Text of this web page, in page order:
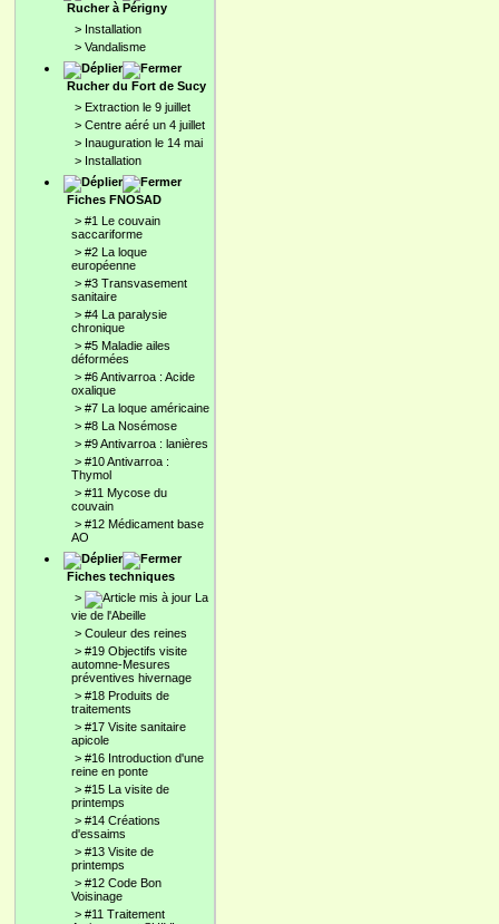
Rucher à Périgny
> Installation
> Vandalisme
Rucher du Fort de Sucy
> Extraction le 9 juillet
> Centre aéré un 4 juillet
> Inauguration le 14 mai
> Installation
Fiches FNOSAD
> #1 Le couvain
saccariforme
> #2 La loque
européenne
> #3 Transvasement
sanitaire
> #4 La paralysie
chronique
> #5 Maladie ailes
déformées
> #6 Antivarroa : Acide
oxalique
> #7 La loque américaine
> #8 La Nosémose
> #9 Antivarroa : lanières
> #10 Antivarroa :
Thymol
> #11 Mycose du
couvain
> #12 Médicament base
AO
Fiches techniques
>
La
vie de l'Abeille
> Couleur des reines
> #19 Objectifs visite
automne-Mesures
préventives hivernage
> #18 Produits de
traitements
> #17 Visite sanitaire
apicole
> #16 Introduction d'une
reine en ponte
> #15 La visite de
printemps
> #14 Créations
d'essaims
> #13 Visite de
printemps
> #12 Code Bon
Voisinage
> #11 Traitement